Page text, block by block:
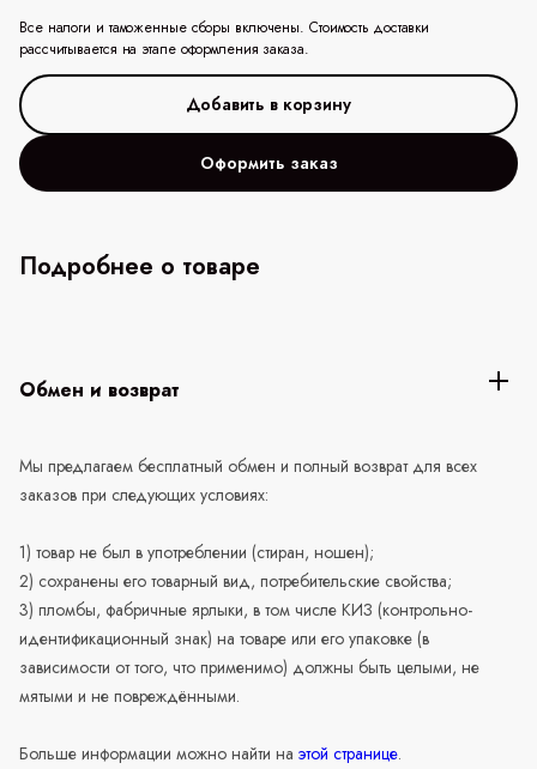
Все налоги и таможенные сборы включены. Стоимость доставки
рассчитывается на этапе оформления заказа.
Оформить заказ
Подробнее о товаре
Обмен и возврат
Мы предлагаем бесплатный обмен и полный возврат для всех
заказов при следующих условиях:
1) товар не был в употреблении (стиран, ношен);
2) сохранены его товарный вид, потребительские свойства;
3) пломбы, фабричные ярлыки, в том числе КИЗ (контрольно-
идентификационный знак) на товаре или его упаковке (в
зависимости от того, что применимо) должны быть целыми, не
мятыми и не повреждёнными.
Больше информации можно найти на этой странице.